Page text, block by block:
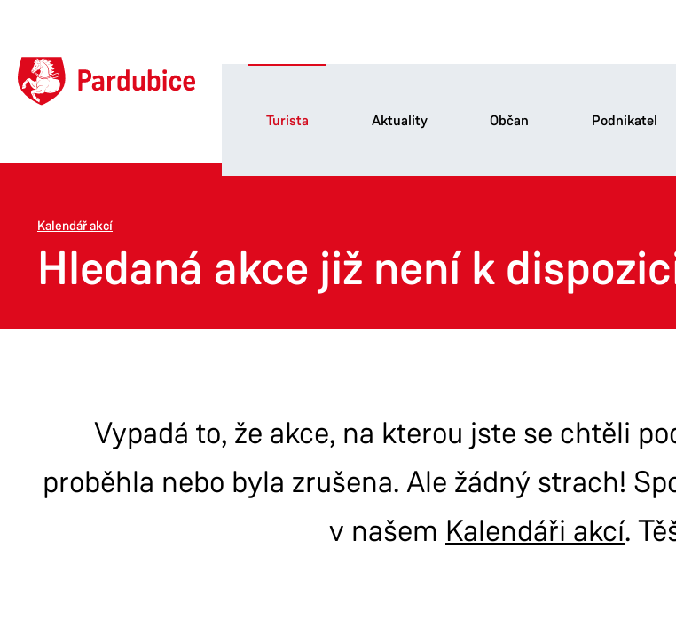
Turista Aktuality Občan Podnikatel
Kalendář akcí
Hledaná akce již není k
Vypadá to, že akce, na kterou jste se chtěli
proběhla nebo byla zrušena. Ale žádný strach!
v našem Kalendáři akcí.